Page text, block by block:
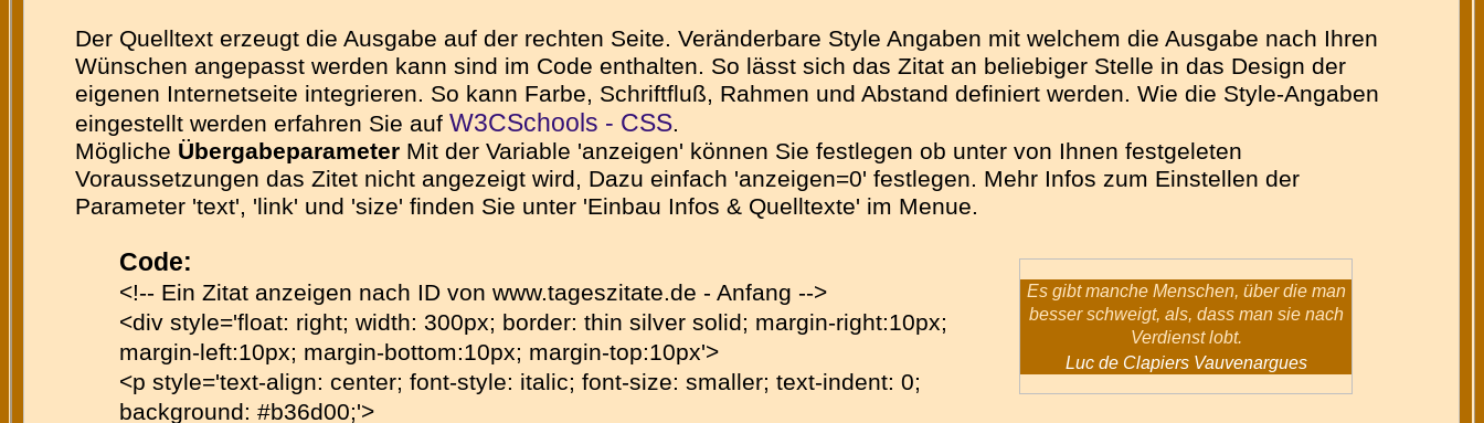
Der Quelltext erzeugt die Ausgabe auf der rechten Seite. Veränderbare Style Angaben mit welchem die Ausgabe nach Ihren
Wünschen angepasst werden kann sind im Code enthalten. So lässt sich das Zitat an beliebiger Stelle in das Design der
eigenen Internetseite integrieren. So kann Farbe, Schriftfluß, Rahmen und Abstand definiert werden. Wie die Style-Angaben
eingestellt werden erfahren Sie aufW3CSchools - CSS.
Mögliche Übergabeparameter Mit der Variable 'anzeigen' können Sie festlegen ob unter von Ihnen festgeleten
Voraussetzungen das Zitet nicht angezeigt wird, Dazu einfach 'anzeigen=0' festlegen. Mehr Infos zum Einstellen der
Parameter 'text', 'link' und 'size' finden Sie unter 'Einbau Infos & Quelltexte' im Menue.
Es gibt manche Menschen, über die man
besser schweigt, als, dass man sie nach
Verdienst lobt.
Luc de Clapiers Vauvenargues
Code:
<!-- Ein Zitat anzeigen nach ID von www.tageszitate.de - Anfang -->
<div style='float: right; width: 300px; border: thin silver solid; margin-right:10px;
margin-left:10px; margin-bottom:10px; margin-top:10px'>
<p style='text-align: center; font-style: italic; font-size: smaller; text-indent: 0;
background: #b36d00;'>